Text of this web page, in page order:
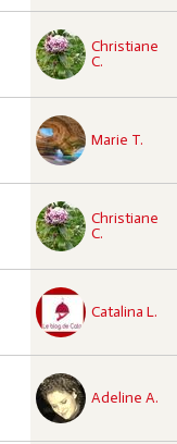
Christiane
C.
recette à tester
Marie T.
recette à tester
Christiane
C.
recette à tester
Catalina L.
recette à tester
Adeline A.
recette à tester